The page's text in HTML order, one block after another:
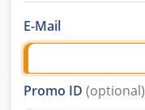
E-Mail
Promo ID (optional)